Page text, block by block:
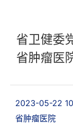
省卫健委
省肿瘤医
2023-05-22
省肿瘤医院